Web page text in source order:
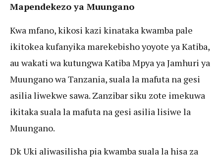
Mapendekezo ya Muungano
Kwa mfano, kikosi kazi kinataka kwamba pale
ikitokea kufanyika marekebisho yoyote ya Katiba,
au wakati wa kutungwa Katiba Mpya ya Jamhuri ya
Muungano wa Tanzania, suala la mafuta na gesi
asilia liwekwe sawa. Zanzibar siku zote imekuwa
ikitaka suala la mafuta na gesi asilia lisiwe la
Muungano.
Dk Uki aliwasilisha pia kwamba suala la hisa za